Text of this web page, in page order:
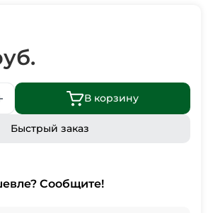
В корзину
Быстрый заказ
Сообщите!